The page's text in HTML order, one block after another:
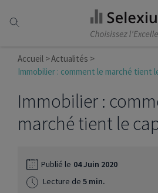
Accueil
Actualités
Immobilier : comment le marché tient
Immobilier :
marché tient le
Publié le 04 Juin 2020
Lecture de 5 min.